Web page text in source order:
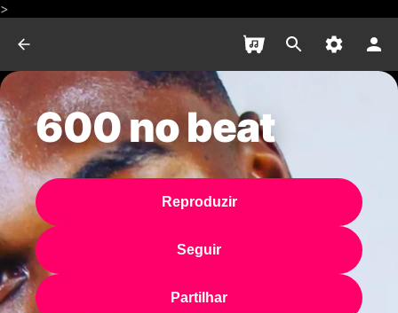
>
600 no beat
Reproduzir
Seguir
Partilhar